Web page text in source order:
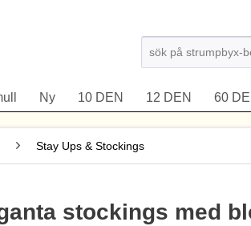
Ny 10 DEN 12 DEN 60
Stay Ups & Stockings
stockings med